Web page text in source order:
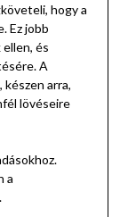
hogy a
Ez jobb
és
A
arra,
lövéseire
a